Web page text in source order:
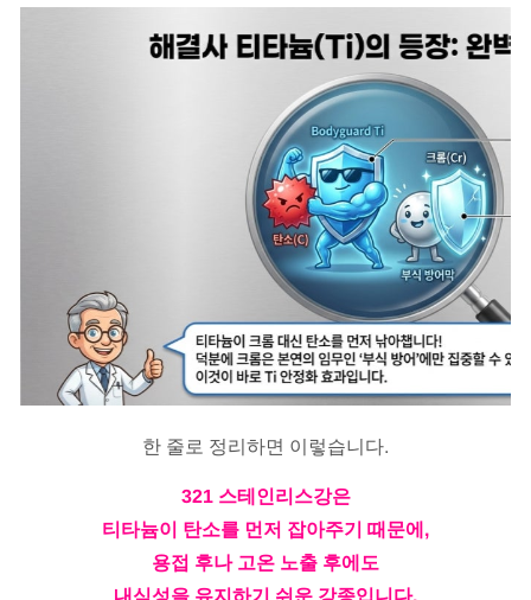
한 줄로 정리하면 이렇습니다.
321 스테인리스강은
티타늄이 탄소를 먼저 잡아주기 때문에,
용접 후나 고온 노출 후에도